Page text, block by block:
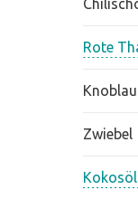
Rote
Zwiebel